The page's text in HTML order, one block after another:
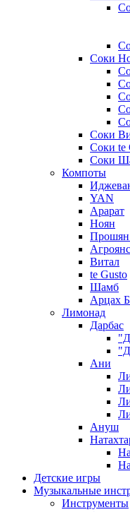
Соки
Соки
Соки te
Соки
Компоты
YAN
Арарат
Ноян
Агроянс
Витал
te Gusto
Шамб
Арцах
Лимонад
Дарбас
Ани
Ануш
Детские игры
Музыкальные
Инструменты